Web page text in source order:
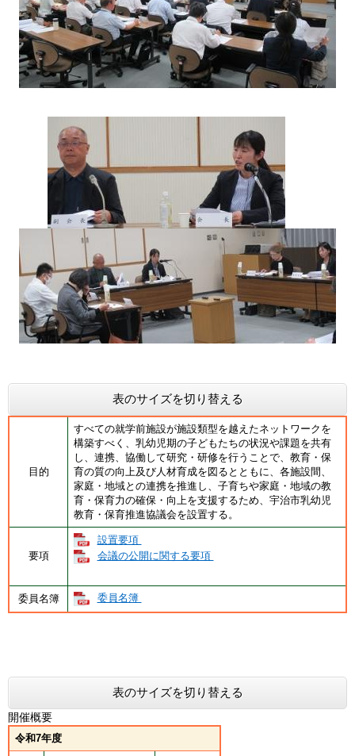
表のサイズを切り替える
目的
すべての就学前施設が施設類型を越えたネットワークを
構築すべく、乳幼児期の子どもたちの状況や課題を共有
し、連携、協働して研究・研修を行うことで、教育・保
育の質の向上及び人材育成を図るとともに、各施設間、
家庭・地域との連携を推進し、子育ちや家庭・地域の教
育・保育力の確保・向上を支援するため、宇治市乳幼児
教育・保育推進協議会を設置する。
要項
設置要項
会議の公開に関する要項
委員名簿 委員名簿
表のサイズを切り替える
開催概要
令和7年度